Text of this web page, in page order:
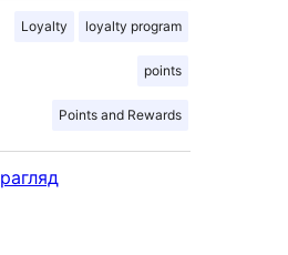
Loyalty loyalty program
points
Points and Rewards